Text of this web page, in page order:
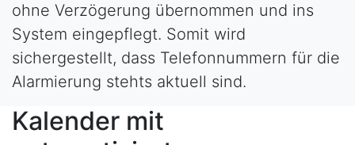
ohne Verzögerung übernommen und ins
System eingepflegt. Somit wird
sichergestellt, dass Telefonnummern für die
Alarmierung stehts aktuell sind.
Kalender mit